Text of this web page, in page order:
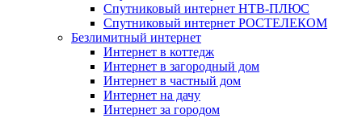
Спутниковый интернет НТВ-ПЛЮС
Спутниковый интернет РОСТЕЛЕКОМ
Безлимитный интернет
Интернет в коттедж
Интернет в загородный дом
Интернет в частный дом
Интернет на дачу
Интернет за городом